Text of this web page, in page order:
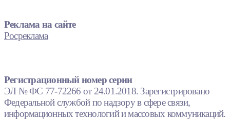
Реклама на сайте
Росреклама
Регистрационный номер серии
ЭЛ № ФС 77-72266 от 24.01.2018. Зарегистрировано
Федеральной службой по надзору в сфере связи,
информационных технологий и массовых коммуникаций.